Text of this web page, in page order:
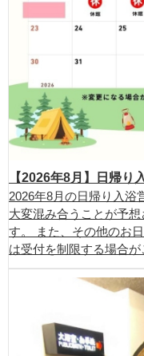
【2026年8月】日帰り
2026年8月の日帰り入浴
大変混み合うことが予
す。 また、その他のお
は受付を制限する場合が